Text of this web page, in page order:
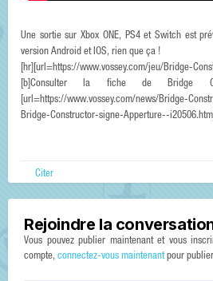
Une sortie sur Xbox ONE, PS4 et Switch est
version Android et IOS, rien que ça !
[hr][url=https://www.vossey.com/jeu/Bridge-
[b]Consulter la fiche de Bridge
[url=https://www.vossey.com/news/Bridge-
Bridge-Constructor-signe-Apperture--
Citer
Rejoindre la
Vous pouvez publier maintenant et vous
compte, connectez-vous maintenantpour